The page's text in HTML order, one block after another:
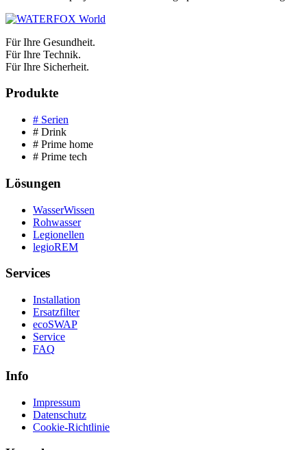
Für Ihre Gesundheit.
Für Ihre Technik.
Für Ihre Sicherheit.
Produkte
# Serien
# Drink
# Prime home
# Prime tech
Lösungen
WasserWissen
Rohwasser
Legionellen
legioREM
Services
Installation
Ersatzfilter
ecoSWAP
Service
FAQ
Info
Impressum
Datenschutz
Cookie-Richtlinie